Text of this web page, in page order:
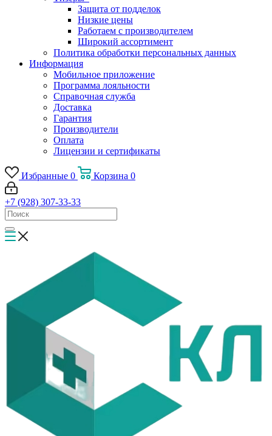
Защита от подделок
Низкие цены
Работаем с производителем
Широкий ассортимент
Политика обработки персональных данных
Информация
Мобильное приложение
Программа лояльности
Справочная служба
Доставка
Гарантия
Производители
Оплата
Лицензии и сертификаты
Избранные 0 Корзина 0
+7 (928) 307-33-33